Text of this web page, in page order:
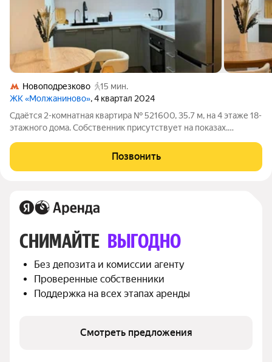
Новоподрезково
15 мин.
ЖК «Молжаниново», 4 квартал 2024
Сдаётся 2-комнатная квартира № 521600, 35.7 м, на 4 этаже 18-
этажного дома. Собственник присутствует на показах.
оплачиваются отдельно. По условиям проживания: можно с
детьми, можно с питомцами. Из
Позвонить
СНИМАЙТЕ ВЫГОДНО
Без депозита и комиссии агенту
Проверенные собственники
Поддержка на всех этапах аренды
Смотреть предложения